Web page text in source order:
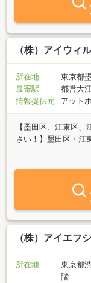
（株）アイウィ
所在地
東京都
最寄駅
都営大
情報提供元
アット
【墨田区、江東区
さい！】墨田区・江
ウィル不動産にお任
て最適な不動産情報
方もお気軽にお問
（株）アイエフ
所在地
東京都
階